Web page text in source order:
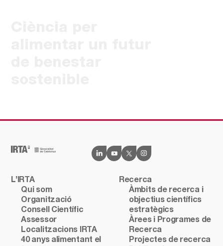
L’IRTA
Qui som
Organització
Consell Científic
Assessor
Localitzacions IRTA
40 anys alimentant el
Recerca
Àmbits de recerca i
objectius científics
estratègics
Àrees i Programes de
Recerca
Projectes de recerca